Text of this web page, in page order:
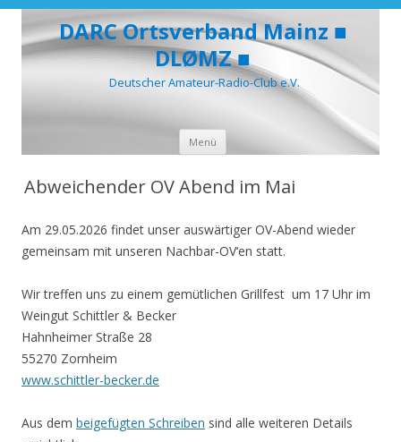
DARC Ortsverband Mainz ■
DLØMZ ■
Deutscher Amateur-Radio-Club e.V.
Menü
springen
Abweichender OV Abend im Mai
Am 29.05.2026 findet unser auswärtiger OV-Abend wieder
gemeinsam mit unseren Nachbar-OV‘en statt.
Wir treffen uns zu einem gemütlichen Grillfest um 17 Uhr im
Weingut Schittler & Becker
Hahnheimer Straße 28
55270 Zornheim
www.schittler-becker.de
Aus dem beigefügten Schreiben sind alle weiteren Details